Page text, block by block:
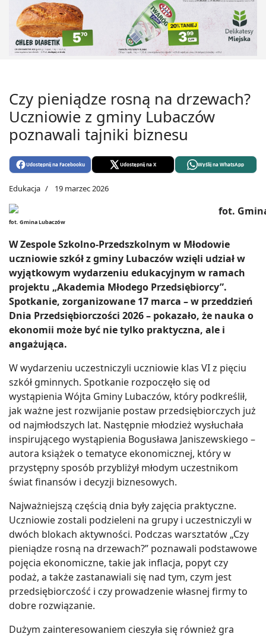
Czy pieniądze rosną na drzewach?
Uczniowie z gminy Lubaczów
poznawali tajniki biznesu
Udostępnij na Facebooku Udostępnij na X Wyślij na WhatsApp
Edukacja 19 marzec 2026
fot. Gmina Lubaczów
W Zespole Szkolno-Przedszkolnym w Młodowie
uczniowie szkół z gminy Lubaczów wzięli udział w
wyjątkowym wydarzeniu edukacyjnym w ramach
projektu „Akademia Młodego Przedsiębiorcy”.
Spotkanie, zorganizowane 17 marca – w przeddzień
Dnia Przedsiębiorczości 2026 – pokazało, że nauka o
ekonomii może być nie tylko praktyczna, ale i
angażująca.
W wydarzeniu uczestniczyli uczniowie klas VI z pięciu
szkół gminnych. Spotkanie rozpoczęło się od
wystąpienia Wójta Gminy Lubaczów, który podkreślił,
jak ważne jest rozwijanie postaw przedsiębiorczych już
od najmłodszych lat. Następnie młodzież wysłuchała
inspirującego wystąpienia Bogusława Janiszewskiego –
autora książek o tematyce ekonomicznej, który w
przystępny sposób przybliżył młodym uczestnikom
świat finansów i decyzji biznesowych.
Najważniejszą częścią dnia były zajęcia praktyczne.
Uczniowie zostali podzieleni na grupy i uczestniczyli w
dwóch blokach aktywności. Podczas warsztatów „Czy
pieniądze rosną na drzewach?” poznawali podstawowe
pojęcia ekonomiczne, takie jak inflacja, popyt czy
podaż, a także zastanawiali się nad tym, czym jest
przedsiębiorczość i czy prowadzenie własnej firmy to
dobre rozwiązanie.
Dużym zainteresowaniem cieszyła się również gra